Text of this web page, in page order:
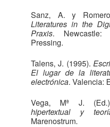
Sanz, A. y
Literatures in the
Praxis. Newcastle:
Pressing.
Talens, J. (1995).
El lugar de la
electrónica. Valencia:
Vega, Mª J.
hipertextual y
Marenostrum.